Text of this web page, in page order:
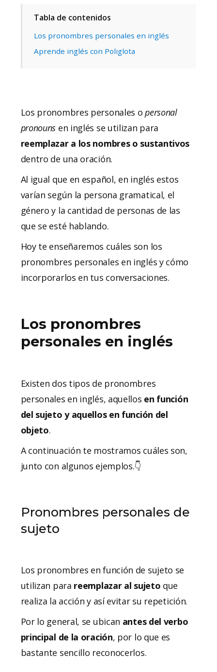
Tabla de contenidos
Los pronombres personales en inglés
Aprende inglés con Poliglota
Los pronombres personales opersonal
pronouns en inglés se utilizan para
reemplazar a los nombres o sustantivos
dentro de una oración.
Al igual que en español, en inglés estos
varían según la persona gramatical, el
género y la cantidad de personas de las
que se esté hablando.
Hoy te enseñaremos cuáles son los
pronombres personales en inglés y cómo
incorporarlos en tus conversaciones.
Los pronombres
personales en inglés
Existen dos tipos de pronombres
personales en inglés, aquellos en función
del sujeto y aquellos en función del
objeto.
A continuación te mostramos cuáles son,
junto con algunos ejemplos.👇
Pronombres personales de
sujeto
Los pronombres en función de sujeto se
utilizan para reemplazar al sujeto que
realiza la acción y así evitar su repetición.
Por lo general, se ubican antes del verbo
principal de la oración, por lo que es
bastante sencillo reconocerlos.